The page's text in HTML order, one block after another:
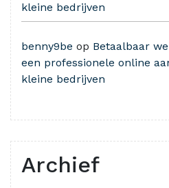
kleine bedrijven
benny9be op Betaalbaar
een professionele online
kleine bedrijven
Archief